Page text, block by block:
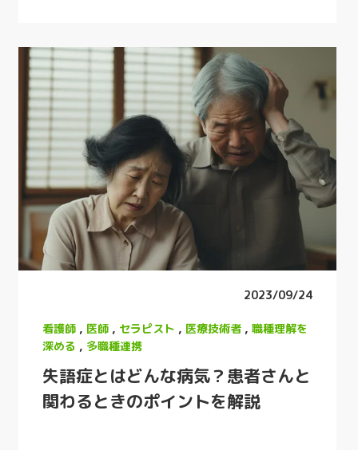
2023/09/24
看護師 , 医師 , セラピスト , 医療技術者 , 職種理解を
深める , 多職種連携
失語症とはどんな病気？患者さんと
関わるときのポイントを解説